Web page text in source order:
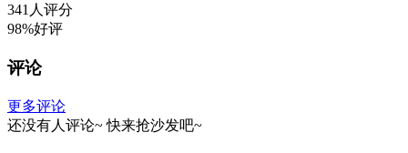
341人评分
98%好评
评论
更多评论
还没有人评论~ 快来抢沙发吧~